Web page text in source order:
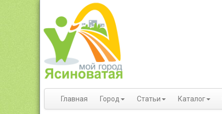
Главная Город Статьи Каталог